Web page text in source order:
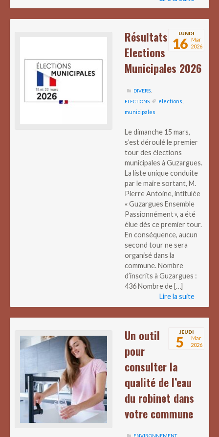
LUNDI
16 Mar
2026
Résultats
Elections
Municipales 2026
DIVERS
ELECTIONS
elections
municipales
Le dimanche 15 mars,
s’est déroulé le premier
tour des élections
municipales à Guzargues.
La liste unique conduite
par le maire sortant, M.
Pierre Antoine, intitulée
« Guzargues Ensemble
Passionnément », a été
élue dès ce premier tour.
En conséquence, aucun
second tour ne sera
organisé dans la
commune. Nombre
d’inscrits à Guzargues :
436 Nombre de […]
Lire la suite
JEUDI
5
Mar
2026
Un outil
pour
consulter la
qualité de l’eau
du robinet dans
votre commune
ENVIRONNEMENT